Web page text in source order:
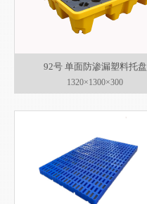
92号 单面防渗漏塑料托盘
1320×1300×300